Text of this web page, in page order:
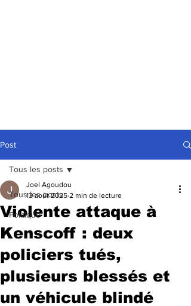
Post
Tous les posts
Politique
Tous les posts
Violente attaque à
Kenscoff : deux
policiers tués,
plusieurs blessés et
un véhicule blindé
Joel Agoudou
13 août 2025 2 min de lecture